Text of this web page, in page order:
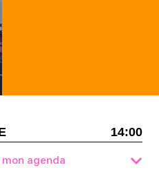
14:00
agenda